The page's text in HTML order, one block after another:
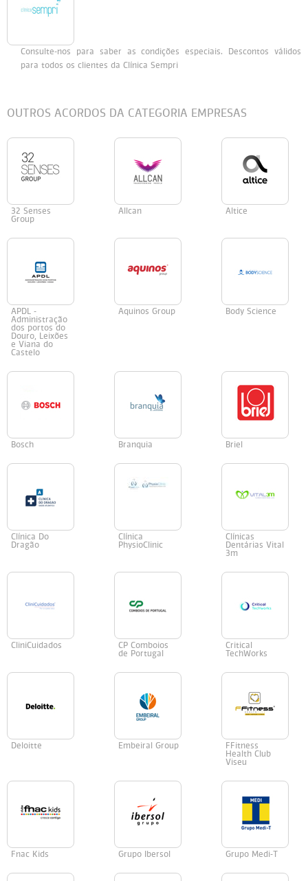
Consulte-nos para saber as condições especiais. Descontos válidos
para todos os clientes da Clínica Sempri
OUTROS ACORDOS DA CATEGORIA EMPRESAS
32 Senses
Group
Allcan Altice
APDL -
Administração
dos portos do
Douro, Leixões
e Viana do
Castelo
Aquinos Group Body Science
Bosch Branquia Briel
Clínica Do
Dragão
Clínica
PhysioClinic
Clínicas
Dentárias Vital
3m
CliniCuidados
CP Comboios
de Portugal
Critical
TechWorks
Deloitte Embeiral Group
FFitness
Health Club
Viseu
Fnac Kids Grupo Ibersol Grupo Medi-T
Polaroid
Vogue
Vogue Eyewear
Ray-Ban
Ray Ban Junior